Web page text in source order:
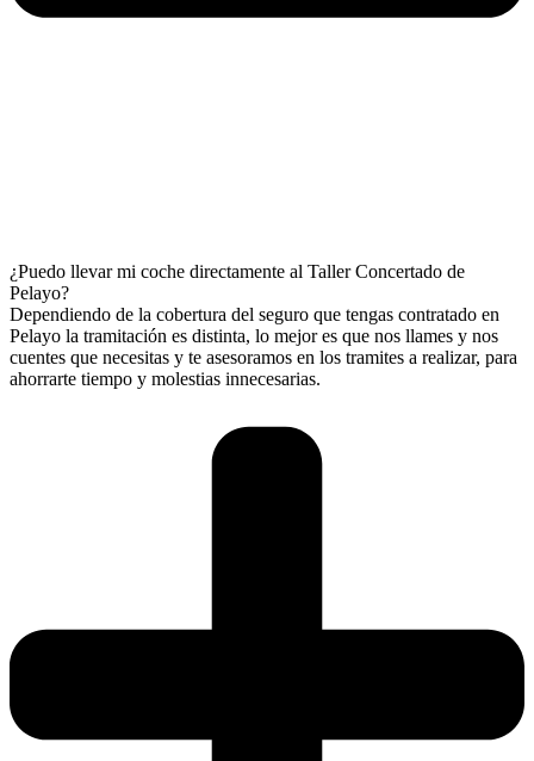
¿Puedo llevar mi coche directamente al Taller Concertado de
Pelayo?
Dependiendo de la cobertura del seguro que tengas contratado en
Pelayo la tramitación es distinta, lo mejor es que nos llames y nos
cuentes que necesitas y te asesoramos en los tramites a realizar, para
ahorrarte tiempo y molestias innecesarias.